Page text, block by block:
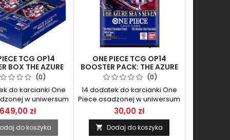
TCG OP14
BOX THE AZURE
SEVEN(0)
do karcianki One
w uniwersum
mangi i
tym samym tytule.
649,00 zł
do koszyka
ONE PIECE TCG OP14
BOOSTER PACK: THE AZURE
SEA'S SEVEN(0)
14 dodatek do karcianki One
Piece osadzonej w uniwersum
bestsellerowych mangi i
anime o tym samym tytule.
30,00 zł
 Dodaj do koszyka